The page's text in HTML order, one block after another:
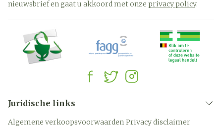
nieuwsbrief en gaat u akkoord met onze privacy policy.
Juridische links
Algemene verkoopsvoorwaarden Privacy disclaimer